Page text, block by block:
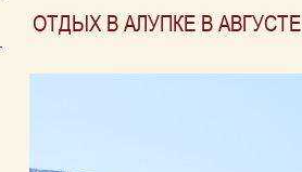
ОТДЫХ В АЛУПКЕ В АВГУСТЕ